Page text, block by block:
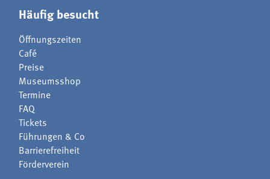
Häufig besucht
Öffnungszeiten
Café
Preise
Museumsshop
Termine
FAQ
Tickets
Führungen & Co
Barrierefreiheit
Förderverein